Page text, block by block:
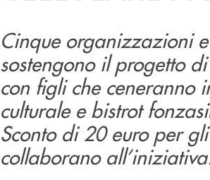
Cinque organizzazioni
sostengono il progetto
con figli che ceneranno
culturale e bistrot
Sconto di 20 euro per
collaborano